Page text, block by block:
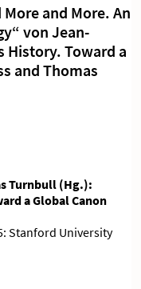
and More. An
von Jean-
History. Toward a
and Thomas
Turnbull (Hg.):
a Global Canon
Stanford University